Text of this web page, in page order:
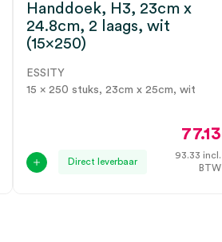
Handdoek, H3, 23cm x
24.8cm, 2 laags, wit
(15×250)
ESSITY
15 x 250 stuks, 23cm x 25cm, wit
Direct leverbaar
77.13
93.33 incl.
BTW